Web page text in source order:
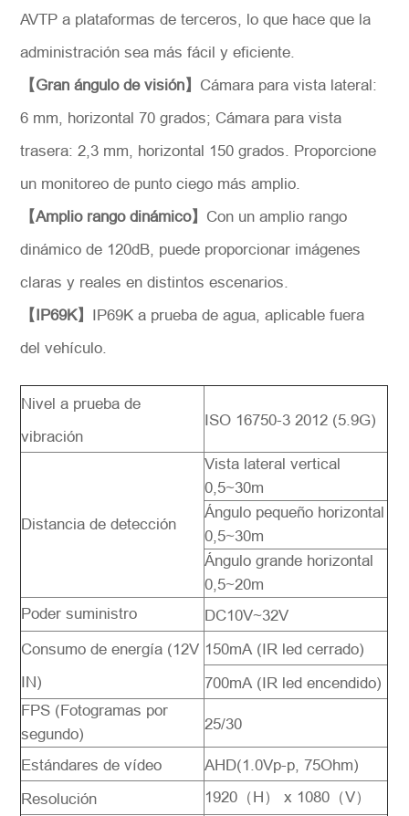
AVTP a plataformas de terceros, lo que hace que la
administración sea más fácil y eficiente.
【Gran ángulo de visión】 Cámara para vista lateral:
6 mm, horizontal 70 grados; Cámara para vista
trasera: 2,3 mm, horizontal 150 grados. Proporcione
un monitoreo de punto ciego más amplio.
【Amplio rango dinámico】 Con un amplio rango
dinámico de 120dB, puede proporcionar imágenes
claras y reales en distintos escenarios.
【IP69K】 IP69K a prueba de agua, aplicable fuera
del vehículo.
Nivel a prueba de
vibración
ISO 16750-3 2012 (5.9G)
Distancia de detección
Vista lateral vertical
0,5~30m
Ángulo pequeño horizontal
0,5~30m
Ángulo grande horizontal
0,5~20m
Poder suministro
DC10V~32V
Consumo de energía (12V
IN)
150mA (IR led cerrado)
700mA (IR led encendido)
FPS (Fotogramas por
segundo)
25/30
Estándares de vídeo
AHD(1.0Vp-p, 75Ohm)
Resolución
1920（H） x 1080（V）